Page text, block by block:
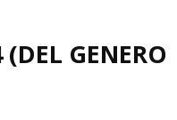
GENERO